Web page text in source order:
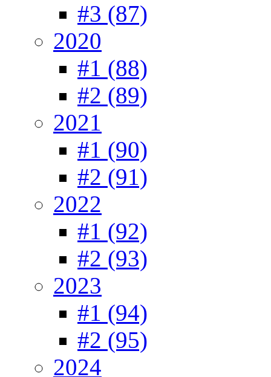
#3 (87)
2020
#1 (88)
#2 (89)
2021
#1 (90)
#2 (91)
2022
#1 (92)
#2 (93)
2023
#1 (94)
#2 (95)
2024